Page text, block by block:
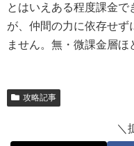
とはいえある程度課金で
が、仲間の力に依存せ
ません。無・微課金層ほ
攻略記事
＼